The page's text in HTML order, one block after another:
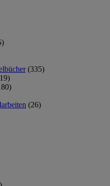
(335)
(26)